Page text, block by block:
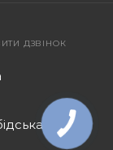
ДЗВІНОК
8